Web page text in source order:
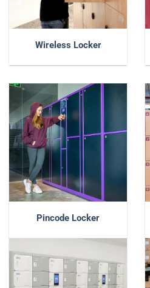
Wireless Locker
Pincode Locker